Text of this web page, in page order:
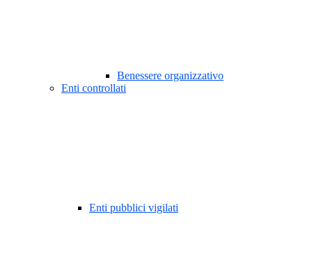
Benessere organizzativo
Enti controllati
Enti pubblici vigilati